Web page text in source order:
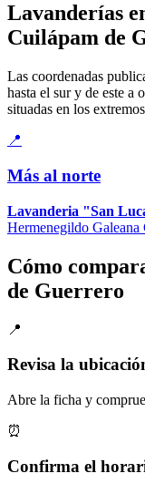
Lavanderías
Cuilápam de
Las coordenadas
hasta el sur y de este a
situadas en los
📍
Más al norte
Lavanderia "San
Hermenegildo
Cómo
de Guerrero
📍
Revisa la
Abre la ficha y
⏰
Confirma el